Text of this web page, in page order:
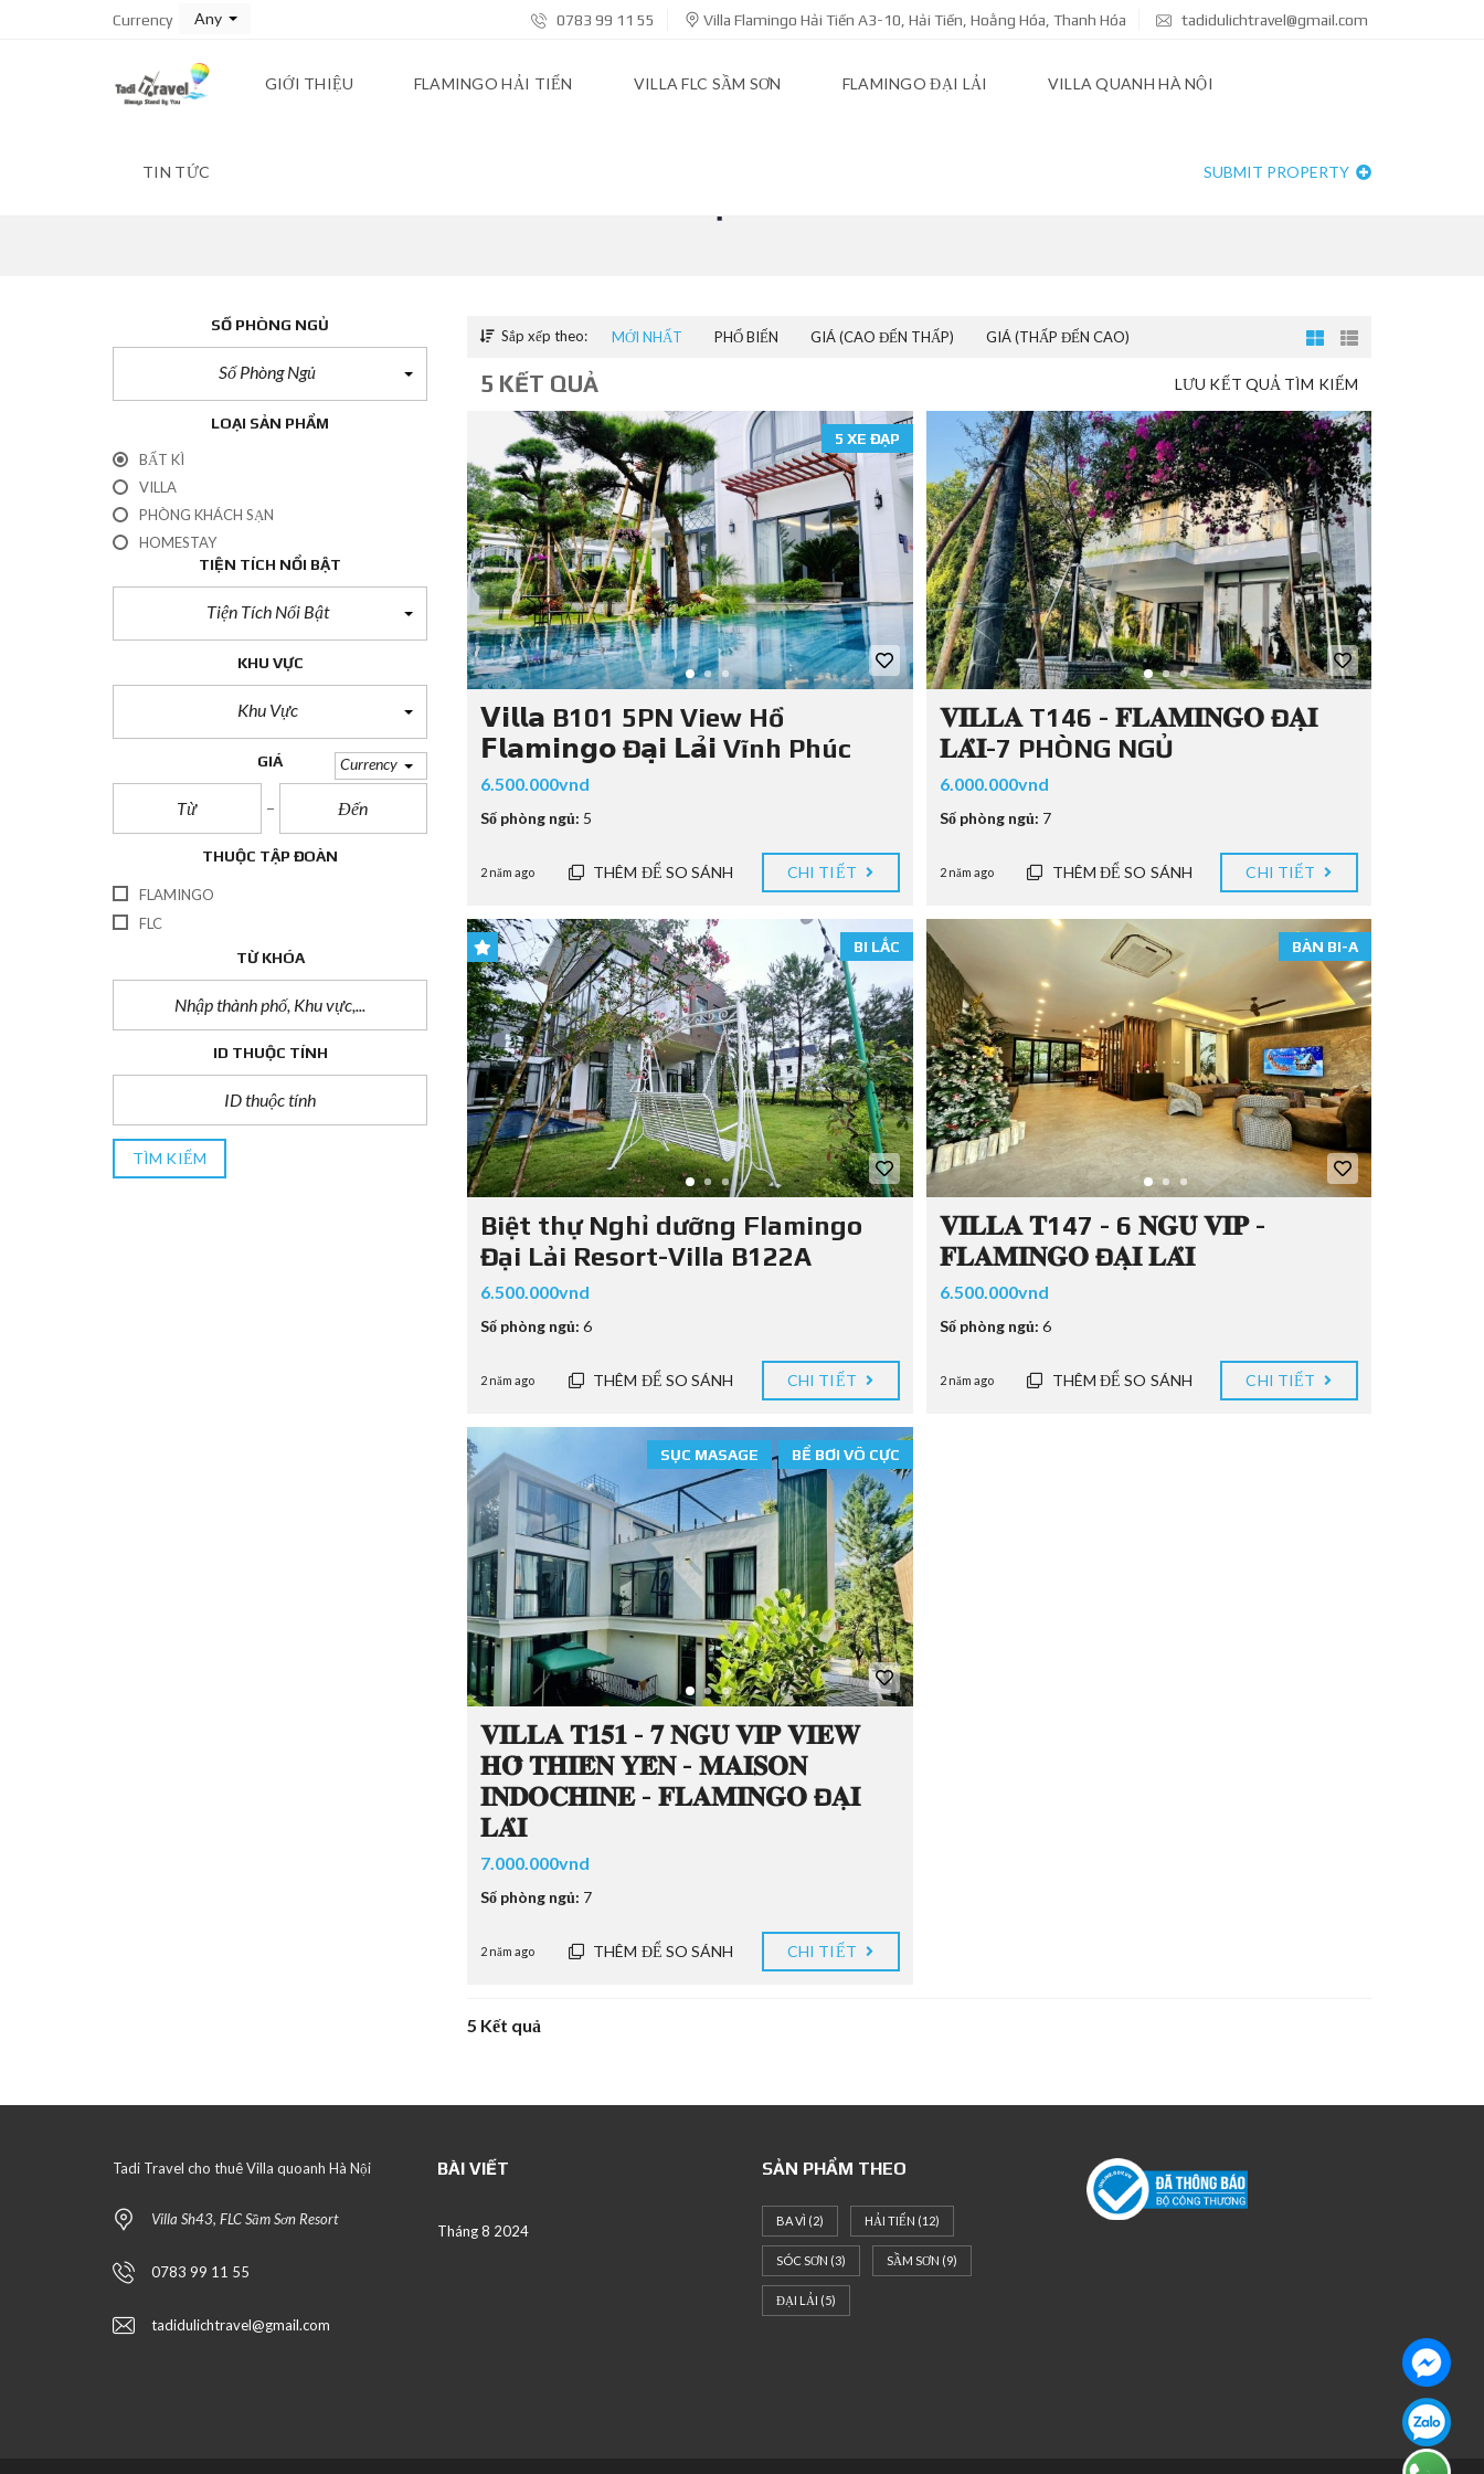
Currency Any 0783 99 11 55 Villa Flamingo Hải Tiến A3-10, Hải Tiến, Hoằng Hóa, Thanh Hóa tadidulichtravel@gmail.com
GIỚI THIỆU FLAMINGO HẢI TIẾN VILLA FLC SẦM SƠN FLAMINGO ĐẠI LẢI VILLA QUANH HÀ NỘI
TIN TỨC SUBMIT PROPERTY
SỐ PHÒNG NGỦ
Số Phòng Ngủ
LOẠI SẢN PHẨM
BẤT KÌ
VILLA
PHÒNG KHÁCH SẠN
HOMESTAY
TIỆN TÍCH NỔI BẬT
Tiện Tích Nổi Bật
KHU VỰC
Khu Vực
GIÁ Currency
THUỘC TẬP ĐOÀN
FLAMINGO
FLC
TỪ KHÓA
ID THUỘC TÍNH
TÌM KIẾM
Sắp xếp theo: MỚI NHẤT PHỔ BIẾN GIÁ (CAO ĐẾN THẤP) GIÁ (THẤP ĐẾN CAO)
LƯU KẾT QUẢ TÌM KIẾM
5 KẾT QUẢ
5 XE ĐẠP
𝗩𝗶𝗹𝗹𝗮 B101 5PN View Hồ
𝗙𝗹𝗮𝗺𝗶𝗻𝗴𝗼 Đ𝗮̣𝗶 𝗟𝗮̉𝗶 Vĩnh Phúc
6.500.000vnd
Số phòng ngủ: 5
2 năm ago THÊM ĐỂ SO SÁNH CHI TIẾT
𝐕𝐈𝐋𝐋𝐀 T146 - 𝐅𝐋𝐀𝐌𝐈𝐍𝐆𝐎 Đ𝐀̣𝐈
𝐋𝐀̉𝐈-7 PHÒNG NGỦ
6.000.000vnd
Số phòng ngủ: 7
2 năm ago THÊM ĐỂ SO SÁNH CHI TIẾT
BI LẮC
Biệt thự Nghỉ dưỡng Flamingo
Đại Lải Resort-Villa B122A
6.500.000vnd
Số phòng ngủ: 6
2 năm ago THÊM ĐỂ SO SÁNH CHI TIẾT
BÀN BI-A
𝐕𝐈𝐋𝐋𝐀 𝐓147 - 6 𝐍𝐆𝐔̉ 𝐕𝐈𝐏 -
𝐅𝐋𝐀𝐌𝐈𝐍𝐆𝐎 Đ𝐀̣𝐈 𝐋𝐀̉𝐈
6.500.000vnd
Số phòng ngủ: 6
2 năm ago THÊM ĐỂ SO SÁNH CHI TIẾT
BỂ BƠI VÔ CỰC
SỤC MASAGE
𝐕𝐈𝐋𝐋𝐀 𝐓𝟏𝟓𝟏 - 𝟕 𝐍𝐆𝐔̉ 𝐕𝐈𝐏 𝐕𝐈𝐄𝐖
𝐇𝐎̂̀ 𝐓𝐇𝐈𝐄̂𝐍 𝐘𝐄̂𝐍 - 𝐌𝐀𝐈𝐒𝐎𝐍
𝐈𝐍𝐃𝐎𝐂𝐇𝐈𝐍𝐄 - 𝐅𝐋𝐀𝐌𝐈𝐍𝐆𝐎 Đ𝐀̣𝐈
𝐋𝐀̉𝐈
7.000.000vnd
Số phòng ngủ: 7
2 năm ago THÊM ĐỂ SO SÁNH CHI TIẾT
5 Kết quả
Tadi Travel cho thuê Villa quoanh Hà Nội
Villa Sh43, FLC Sầm Sơn Resort
0783 99 11 55
tadidulichtravel@gmail.com
BÀI VIẾT
Tháng 8 2024
SẢN PHẨM THEO
BA VÌ (2) HẢI TIẾN (12)
SÓC SƠN (3) SẦM SƠN (9)
ĐẠI LẢI (5)